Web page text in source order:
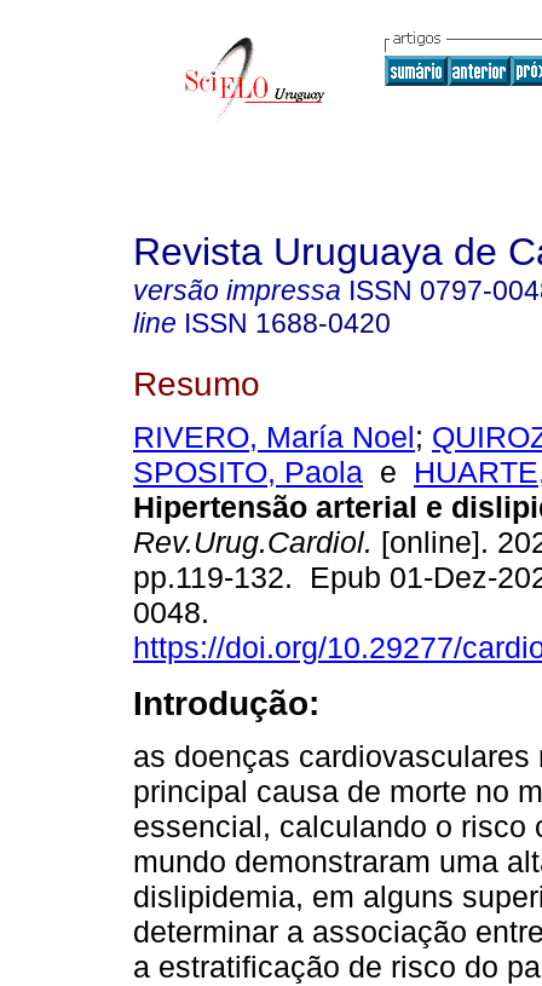
Revista Uruguaya de
versão impressa ISSN 0797-
line ISSN 1688-0420
Resumo
RIVERO, María Noel;
SPOSITO, Paola e
Hipertensão arterial e
Rev.Urug.Cardiol. [online].
pp.119-132. Epub 01-Dez-
0048.
https://doi.org/10.29277/
Introdução:
as doenças cardiovasculares
principal causa de morte no
essencial, calculando o risco
mundo demonstraram uma
dislipidemia, em alguns
determinar a associação
a estratificação de risco do